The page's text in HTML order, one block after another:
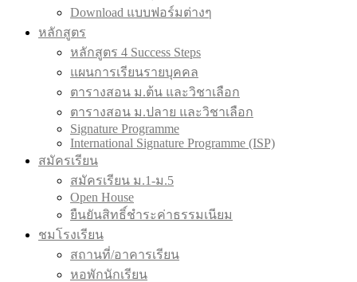
Download แบบฟอร์มต่างๆ
หลักสูตร
หลักสูตร 4 Success Steps
แผนการเรียนรายบุคคล
ตารางสอน ม.ต้น และวิชาเลือก
ตารางสอน ม.ปลาย และวิชาเลือก
Signature Programme
International Signature Programme (ISP)
สมัครเรียน
สมัครเรียน ม.1-ม.5
Open House
ยืนยันสิทธิ์ชำระค่าธรรมเนียม
ชมโรงเรียน
สถานที่/อาคารเรียน
หอพักนักเรียน